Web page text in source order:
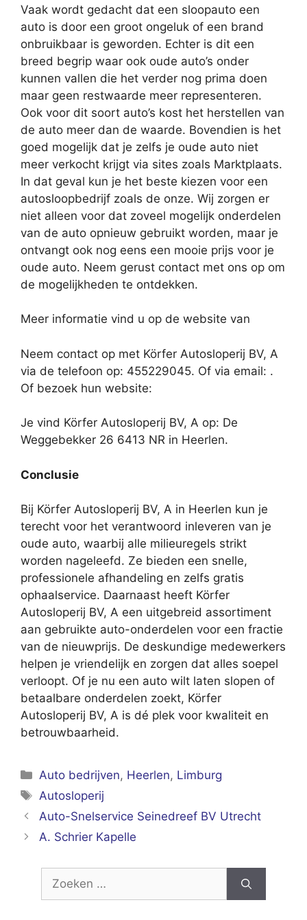
Vaak wordt gedacht dat een sloopauto een
auto is door een groot ongeluk of een brand
onbruikbaar is geworden. Echter is dit een
breed begrip waar ook oude auto’s onder
kunnen vallen die het verder nog prima doen
maar geen restwaarde meer representeren.
Ook voor dit soort auto’s kost het herstellen van
de auto meer dan de waarde. Bovendien is het
goed mogelijk dat je zelfs je oude auto niet
meer verkocht krijgt via sites zoals Marktplaats.
In dat geval kun je het beste kiezen voor een
autosloopbedrijf zoals de onze. Wij zorgen er
niet alleen voor dat zoveel mogelijk onderdelen
van de auto opnieuw gebruikt worden, maar je
ontvangt ook nog eens een mooie prijs voor je
oude auto. Neem gerust contact met ons op om
de mogelijkheden te ontdekken.
Meer informatie vind u op de website van
Neem contact op met Körfer Autosloperij BV, A
via de telefoon op: 455229045. Of via email: .
Of bezoek hun website:
Je vind Körfer Autosloperij BV, A op: De
Weggebekker 26 6413 NR in Heerlen.
Conclusie
Bij Körfer Autosloperij BV, A in Heerlen kun je
terecht voor het verantwoord inleveren van je
oude auto, waarbij alle milieuregels strikt
worden nageleefd. Ze bieden een snelle,
professionele afhandeling en zelfs gratis
ophaalservice. Daarnaast heeft Körfer
Autosloperij BV, A een uitgebreid assortiment
aan gebruikte auto-onderdelen voor een fractie
van de nieuwprijs. De deskundige medewerkers
helpen je vriendelijk en zorgen dat alles soepel
verloopt. Of je nu een auto wilt laten slopen of
betaalbare onderdelen zoekt, Körfer
Autosloperij BV, A is dé plek voor kwaliteit en
betrouwbaarheid.
Categorieën
Auto bedrijven, Heerlen, Limburg
Tags
Autosloperij
Auto-Snelservice Seinedreef BV Utrecht
A. Schrier Kapelle
Zoek